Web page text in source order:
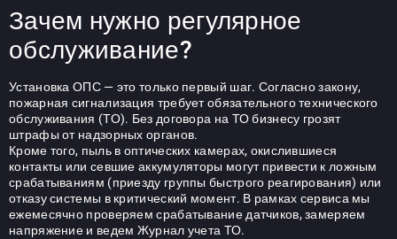
Зачем нужно регулярное
обслуживание?
Установка ОПС — это только первый шаг. Согласно закону,
пожарная сигнализация требует обязательного технического
обслуживания (ТО). Без договора на ТО бизнесу грозят
штрафы от надзорных органов.
Кроме того, пыль в оптических камерах, окислившиеся
контакты или севшие аккумуляторы могут привести к ложным
срабатываниям (приезду группы быстрого реагирования) или
отказу системы в критический момент. В рамках сервиса мы
ежемесячно проверяем срабатывание датчиков, замеряем
напряжение и ведем Журнал учета ТО.